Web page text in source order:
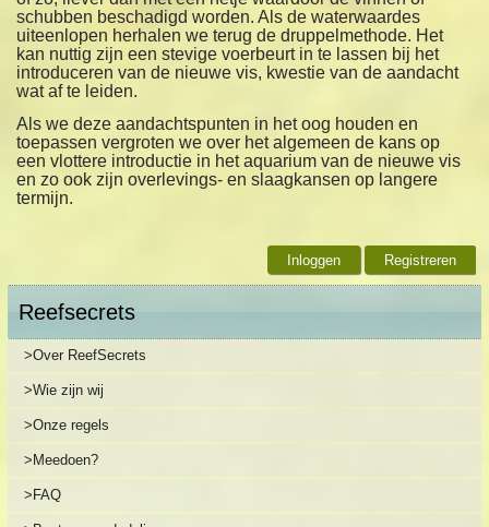
schubben beschadigd worden. Als de waterwaardes
uiteenlopen herhalen we terug de druppelmethode. Het
kan nuttig zijn een stevige voerbeurt in te lassen bij het
introduceren van de nieuwe vis, kwestie van de aandacht
wat af te leiden.
Als we deze aandachtspunten in het oog houden en
toepassen vergroten we over het algemeen de kans op
een vlottere introductie in het aquarium van de nieuwe vis
en zo ook zijn overlevings- en slaagkansen op langere
termijn.
Inloggen Registreren
Reefsecrets
>Over ReefSecrets
>Wie zijn wij
>Onze regels
>Meedoen?
>FAQ